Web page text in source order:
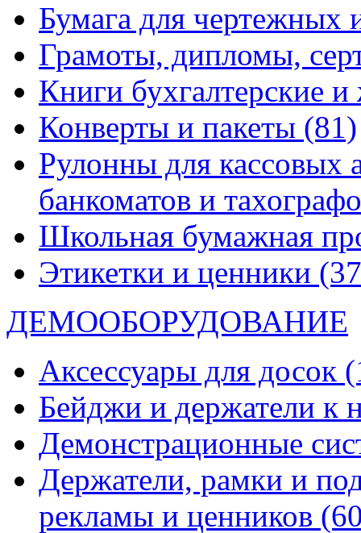
Бумага для чертежных
Грамоты, дипломы,
Книги бухгалтерские
Конверты и пакеты (81)
Рулонны для кассовых
банкоматов и
Школьная бумажная
Этикетки и ценники
ДЕМООБОРУДОВАНИЕ
Аксессуары для досок
Бейджи и держатели к
Демонстрационные
Держатели, рамки и
рекламы и ценников